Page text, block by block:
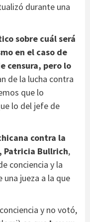
durante una
sobre cuál será
en el caso de
censura, pero lo
de la lucha contra
que lo
lo del jefe de
contra la
Patricia Bullrich,
conciencia y la
jueza a la que
y no votó,